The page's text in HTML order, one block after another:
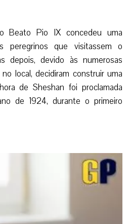
Beato Pio IX concedeu uma
peregrinos que visitassem o
depois, devido às numerosas
local, decidiram construir uma
de Sheshan foi proclamada
de 1924, durante o primeiro